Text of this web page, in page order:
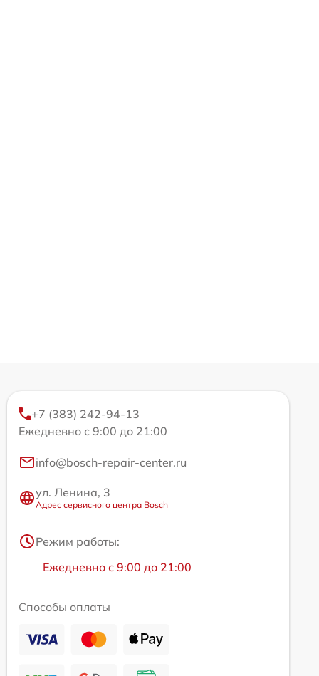
+7 (383) 242-94-13
Ежедневно с 9:00 до 21:00
info@bosch-repair-center.ru
ул. Ленина, 3
Адрес сервисного центра Bosch
Режим работы:
Ежедневно с 9:00 до 21:00
Способы оплаты